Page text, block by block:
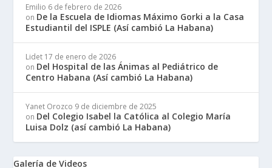
Emilio 6 de febrero de 2026
on De la Escuela de Idiomas Máximo Gorki a la Casa
Estudiantil del ISPLE (Así cambió La Habana)
Lidet 17 de enero de 2026
on Del Hospital de las Ánimas al Pediátrico de
Centro Habana (Así cambió La Habana)
Yanet Orozco 9 de diciembre de 2025
on Del Colegio Isabel la Católica al Colegio María
Luisa Dolz (así cambió La Habana)
Galería de Videos